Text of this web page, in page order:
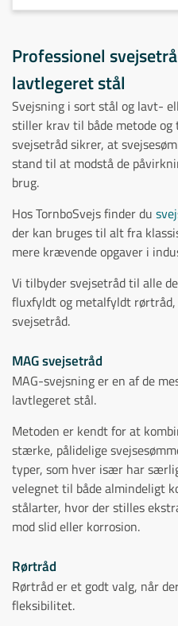
Professionel
lavtlegeret stål
Svejsning i sort stål og lavt-
stiller krav til både metode
svejsetråd sikrer, at
stand til at modstå de
brug.
Hos TornboSvejs finder du
der kan bruges til alt fra
mere krævende opgaver i
Vi tilbyder svejsetråd til alle
fluxfyldt og metalfyldt
svejsetråd.
MAG svejsetråd
MAG-svejsning er en af de
lavtlegeret stål.
Metoden er kendt for at
stærke, pålidelige
typer, som hver især har
velegnet til både almindeligt
stålarter, hvor der stilles
mod slid eller korrosion.
Rørtråd
Rørtråd er et godt valg, når
fleksibilitet.